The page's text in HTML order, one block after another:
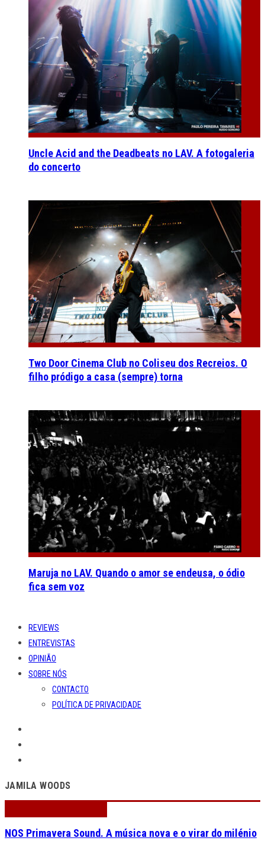
Uncle Acid and the Deadbeats no LAV. A fotogaleria
do concerto
Two Door Cinema Club no Coliseu dos Recreios. O
filho pródigo a casa (sempre) torna
Maruja no LAV. Quando o amor se endeusa, o ódio
fica sem voz
REVIEWS
ENTREVISTAS
OPINIÃO
SOBRE NÓS
CONTACTO
POLÍTICA DE PRIVACIDADE
JAMILA WOODS
NOS Primavera Sound. A música nova e o virar do milénio